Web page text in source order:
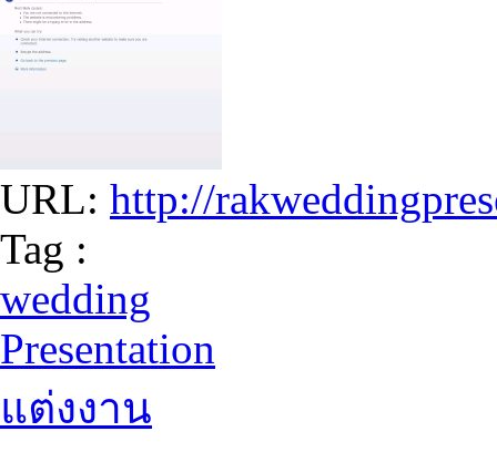
URL: http://
Tag :
wedding
Presentation
แต่งงาน